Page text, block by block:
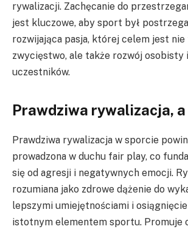
rywalizacji. Zachęcanie do
jest kluczowe, aby sport był
rozwijająca pasja, której celem jest
zwycięstwo, ale także rozwój osobisty
uczestników.
Prawdziwa rywalizacja,
Prawdziwa rywalizacja w sporcie
prowadzona w duchu fair play, co
się od agresji i negatywnych emocji.
rozumiana jako zdrowe dążenie do
lepszymi umiejętnościami i
istotnym elementem sportu. Promuje